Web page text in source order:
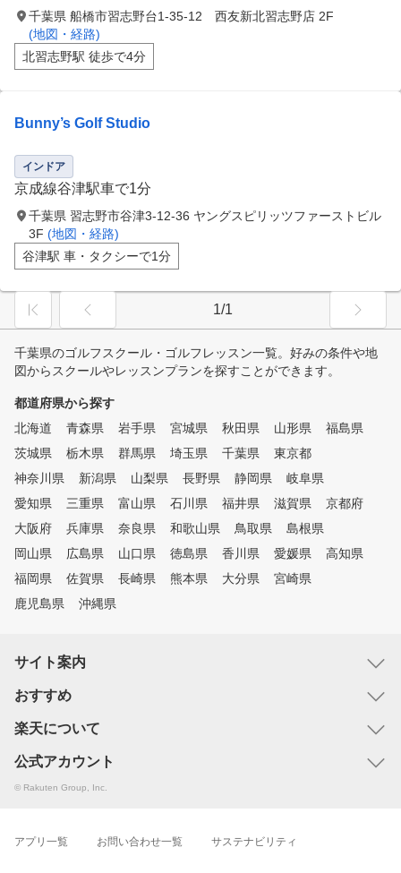
千葉県 船橋市習志野台1-35-12 西友新北習志野店 2F
(地図・経路)
北習志野駅 徒歩で4分
Bunny’s Golf Studio
インドア
京成線谷津駅車で1分
千葉県 習志野市谷津3-12-36 ヤングスピリッツファーストビル
3F (地図・経路)
谷津駅 車・タクシーで1分
1/1
千葉県のゴルフスクール・ゴルフレッスン一覧。好みの条件や地
図からスクールやレッスンプランを探すことができます。
都道府県から探す
北海道
青森県 岩手県 宮城県 秋田県 山形県
福島県
茨城県
栃木県 群馬県 埼玉県 千葉県
東京都
神奈川県
新潟県 山梨県 長野県 静岡県
岐阜県
愛知県
三重県 富山県 石川県 福井県 滋賀県
京都府
大阪府
兵庫県 奈良県 和歌山県 鳥取県
島根県
岡山県
広島県 山口県 徳島県 香川県 愛媛県
高知県
福岡県
佐賀県 長崎県 熊本県 大分県
宮崎県
鹿児島県
沖縄県
サイト案内
おすすめ
楽天について
公式アカウント
© Rakuten Group, Inc.
アプリ一覧 お問い合わせ一覧 サステナビリティ